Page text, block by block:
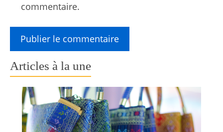
commentaire.
Articles à la une